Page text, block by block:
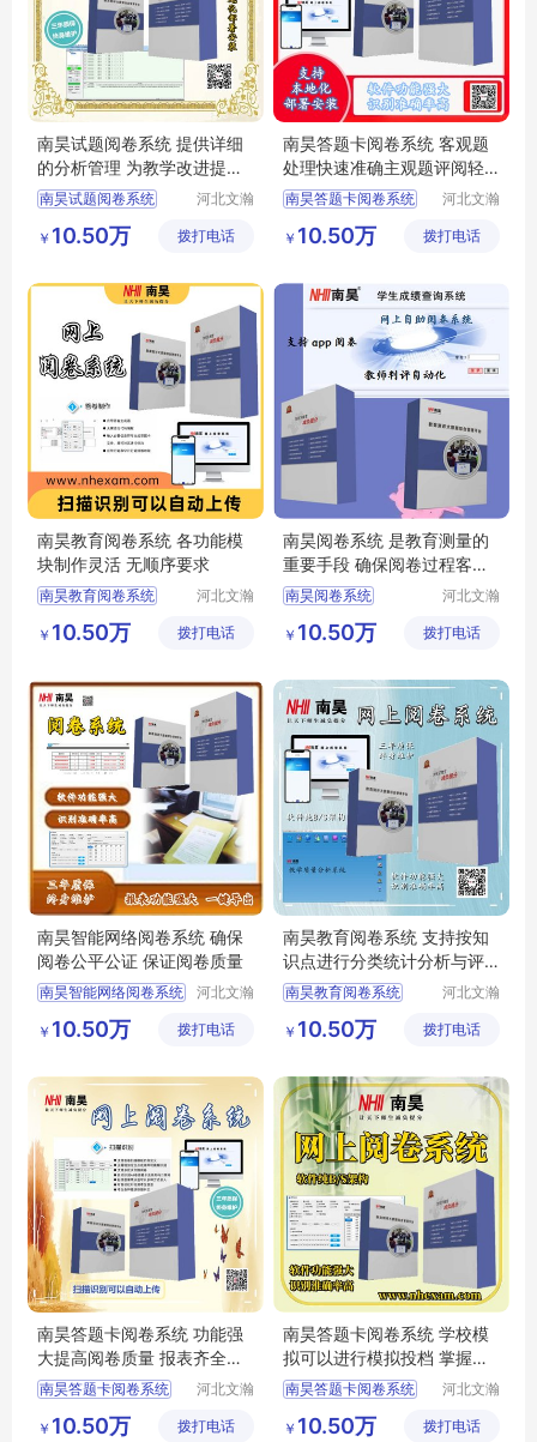
南昊试题阅卷系统 提供详细
的分析管理 为教学改进提供
依据
南昊试题阅卷系统
答题卡阅卷系统
计算机阅卷系统
河北文瀚
技发展有
￥ 10.50万 拨打电话
南昊答题卡阅卷系统 客观题
处理快速准确主观题评阅轻
松
南昊答题卡阅卷系统
教育阅卷系统
自动阅卷系统
河北文瀚
技发展有
￥ 10.50万 拨打电话
南昊教育阅卷系统 各功能模
块制作灵活 无顺序要求
南昊教育阅卷系统
中学网上阅卷
自动阅卷系统
河北文瀚
技发展有
￥ 10.50万 拨打电话
南昊阅卷系统 是教育测量的
重要手段 确保阅卷过程客观
性
南昊阅卷系统
计算机阅卷 评卷系统
河北文瀚
技发展有
￥ 10.50万 拨打电话
南昊智能网络阅卷系统 确保
阅卷公平公证 保证阅卷质量
南昊智能网络阅卷系统
计算机阅卷
答题卡阅卷系统
河北文瀚
技发展有
￥ 10.50万 拨打电话
南昊教育阅卷系统 支持按知
识点进行分类统计分析与评
价
南昊教育阅卷系统
高考阅卷系统
考试阅卷系统
河北文瀚
技发展有
￥ 10.50万 拨打电话
南昊答题卡阅卷系统 功能强
大提高阅卷质量 报表齐全一
键导出
南昊答题卡阅卷系统
教育阅卷系统
河北文瀚
技发展有
￥ 10.50万 拨打电话
南昊答题卡阅卷系统 学校模
拟可以进行模拟投档 掌握学
生上线情况
南昊答题卡阅卷系统
中学网上阅卷
河北文瀚
技发展有
￥ 10.50万 拨打电话